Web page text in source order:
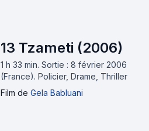
13 Tzameti (2006)
1 h 33 min. Sortie : 8 février 2006
(France). Policier, Drame, Thriller
Film de Gela Babluani